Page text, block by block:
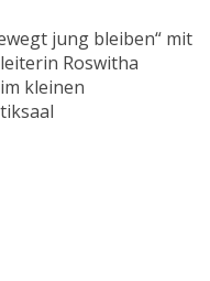
jung bleiben“ mit
Roswitha
kleinen